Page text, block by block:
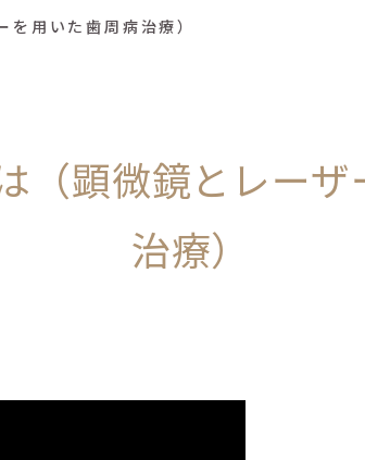
用いた歯周病治療）
（顕微鏡とレー
治療）